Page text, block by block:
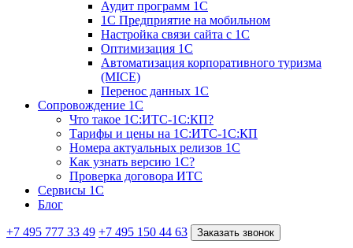
Аудит программ 1С
1С Предприятие на мобильном
Настройка связи сайта с 1С
Оптимизация 1С
Автоматизация корпоративного туризма
(MICE)
Перенос данных 1С
Сопровождение 1С
Что такое 1С:ИТС-1С:КП?
Тарифы и цены на 1С:ИТС-1С:КП
Номера актуальных релизов 1С
Как узнать версию 1С?
Проверка договора ИТС
Сервисы 1С
Блог
+7 495 777 33 49 +7 495 150 44 63 Заказать звонок